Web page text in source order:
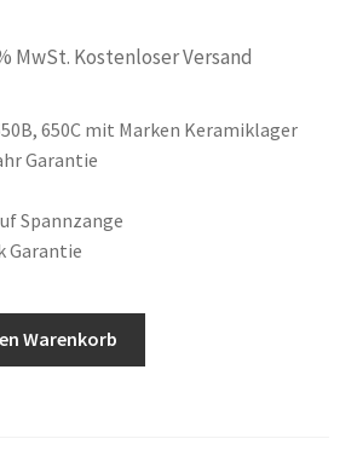
MwSt. Kostenloser Versand
650C mit Marken Keramiklager
Garantie
Spannzange
Garantie
Warenkorb